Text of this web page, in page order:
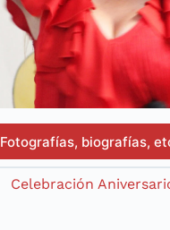
Fotografías, biografías,
Celebración